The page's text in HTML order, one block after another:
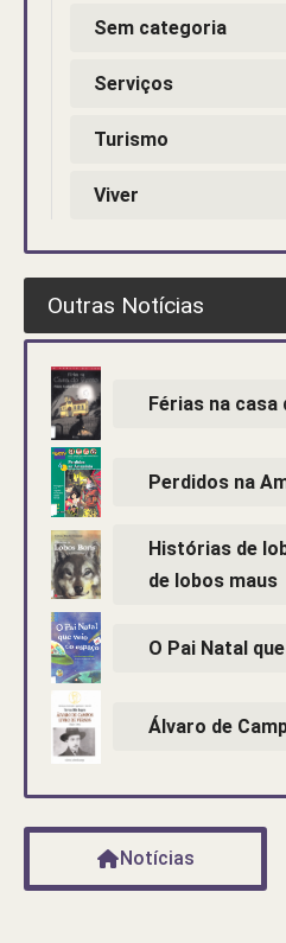
Sem categoria
Serviços
Turismo
Viver
Outras Notícias
Férias na casa
Perdidos na
Histórias de
de lobos maus
O Pai Natal
Álvaro de
Notícias